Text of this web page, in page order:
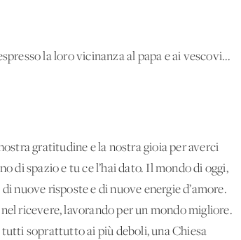
la loro vicinanza al papa e ai vescovi...
gratitudine e la nostra gioia per averci
di spazio e tu ce l’hai dato. Il mondo di oggi,
nuove risposte e di nuove energie d’amore.
ricevere, lavorando per un mondo migliore.
soprattutto ai più deboli, una Chiesa